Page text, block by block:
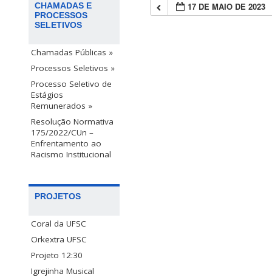
CHAMADAS E
PROCESSOS
SELETIVOS
Chamadas Públicas »
Processos Seletivos »
Processo Seletivo de
Estágios
Remunerados »
Resolução Normativa
175/2022/CUn –
Enfrentamento ao
Racismo Institucional
PROJETOS
Coral da UFSC
Orkextra UFSC
Projeto 12:30
Igrejinha Musical
17 DE MAIO DE 2023